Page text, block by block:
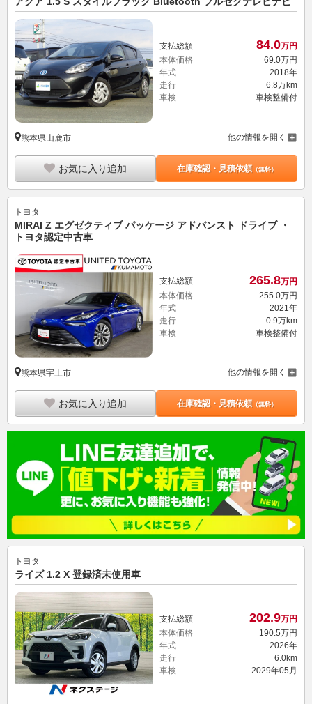
支払総額 84.0万円
本体価格
69.0万円
年式
2018年
走行
6.8万km
車検
車検整備付
熊本県山鹿市 他の情報を開く
お気に入り追加 在庫確認・見積依頼（無料）
トヨタ
MIRAI Z エグゼクティブ パッケージ アドバンスト ドライブ ・
トヨタ認定中古車
支払総額 265.8万円
本体価格
255. 0万円
年式
2021年
走行
0.9万km
車検
車検整備付
熊本県宇土市 他の情報を開く
お気に入り追加 在庫確認・見積依頼（無料）
トヨタ
ライズ 1.2 X 登録済未使用車
支払総額 202.9万円
本体価格
190.5万円
年式
2026年
走行
6.0km
車検
2029年05月